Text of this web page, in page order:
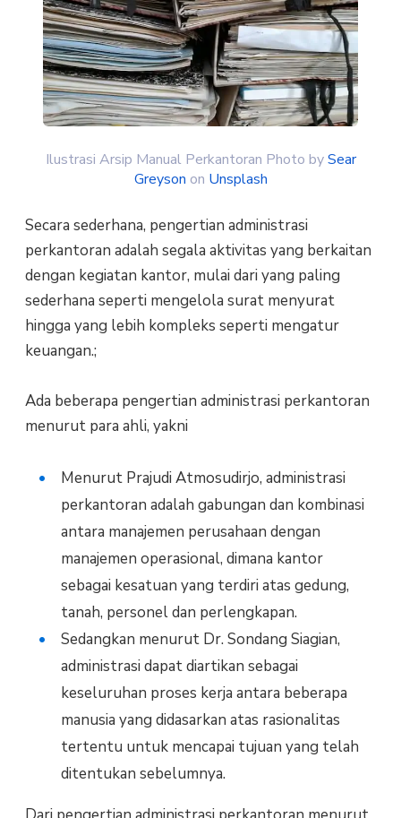
Ilustrasi Arsip Manual Perkantoran Photo bySear
Greyson on Unsplash
Secara sederhana, pengertian administrasi
perkantoran adalah segala aktivitas yang berkaitan
dengan kegiatan kantor, mulai dari yang paling
sederhana seperti mengelola surat menyurat
hingga yang lebih kompleks seperti mengatur
keuangan.;
Ada beberapa pengertian administrasi perkantoran
menurut para ahli, yakni
Menurut Prajudi Atmosudirjo, administrasi
perkantoran adalah gabungan dan kombinasi
antara manajemen perusahaan dengan
manajemen operasional, dimana kantor
sebagai kesatuan yang terdiri atas gedung,
tanah, personel dan perlengkapan.
Sedangkan menurut Dr. Sondang Siagian,
administrasi dapat diartikan sebagai
keseluruhan proses kerja antara beberapa
manusia yang didasarkan atas rasionalitas
tertentu untuk mencapai tujuan yang telah
ditentukan sebelumnya.